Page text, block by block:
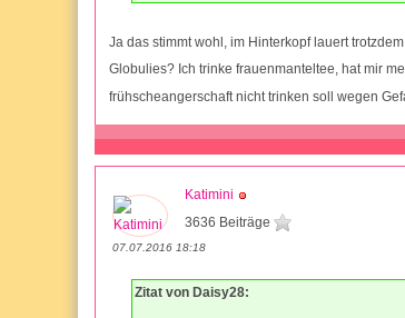
Ja das stimmt wohl, im Hinterkopf lauert
Globulies? Ich trinke frauenmanteltee, hat mir
frühscheangerschaft nicht trinken soll wegen
Katimini
3636 Beiträge
07.07.2016 18:18
Zitat von Daisy28: